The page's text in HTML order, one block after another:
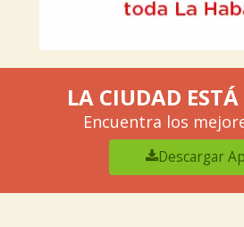
LA CIUDAD
Encuentra los
Descargar